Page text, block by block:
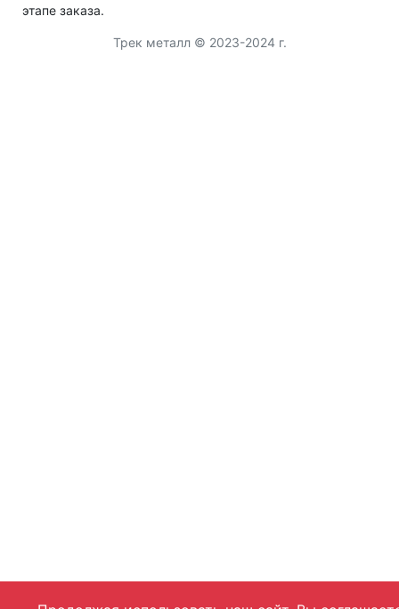
этапе заказа.
Трек металл © 2023-2024 г.